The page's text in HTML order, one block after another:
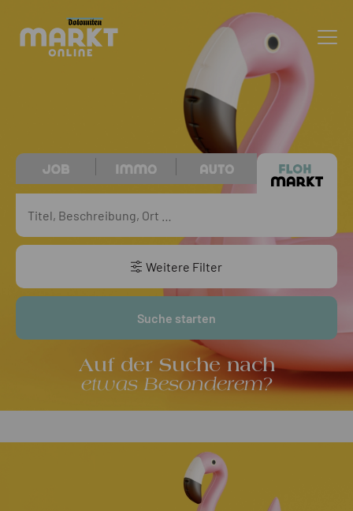
Auf der Suche nach
etwas Besonderem?
Weitere Filter
Suche starten